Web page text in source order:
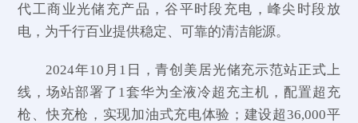
代工商业光储充产品，谷平时段充电，峰尖时段放
电，为千行百业提供稳定、可靠的清洁能源。
2024年10月1日，青创美居光储充示范站正式上
线，场站部署了1套华为全液冷超充主机，配置超充
枪、快充枪，实现加油式充电体验；建设超36,000平